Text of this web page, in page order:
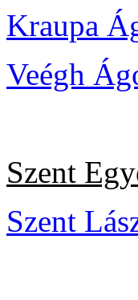
Kraupa
Veégh
Szent
Szent